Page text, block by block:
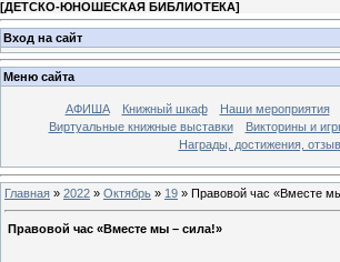
[ДЕТСКО-ЮНОШЕСКАЯ БИБЛИОТЕКА]
Вход на сайт
Меню сайта
АФИША Книжный шкаф Наши мероприятия
Виртуальные книжные выставки
Викторины и
Награды, достижения,
Главная » 2022 » Октябрь » 19 » Правовой час «Вместе
Правовой час «Вместе мы – сила!»